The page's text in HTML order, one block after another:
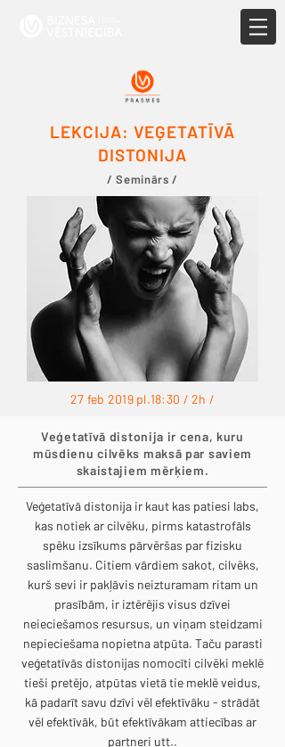
/ Seminārs /
LEKCIJA: VEĢETATĪVĀ
DISTONIJA
Veģetatīvā distonija ir kaut kas patiesi labs,
kas notiek ar cilvēku, pirms katastrofāls
spēku izsīkums pārvēršas par fizisku
saslimšanu. Citiem vārdiem sakot, cilvēks,
kurš sevi ir pakļāvis neizturamam ritam un
prasībām, ir iztērējis visus dzīvei
neieciešamos resursus, un viņam steidzami
nepieciešama nopietna atpūta. Taču parasti
veģetatīvās distonijas nomocīti cilvēki meklē
tieši pretējo, atpūtas vietā tie meklē veidus,
kā padarīt savu dzīvi vēl efektīvāku - strādāt
vēl efektīvāk, būt efektīvākam attiecības ar
partneri utt..
Veģetatīvā distonija ir cena, kuru
mūsdienu cilvēks maksā par saviem
skaistajiem mērķiem.
27 feb 2019 pl.18:30 / 2h /